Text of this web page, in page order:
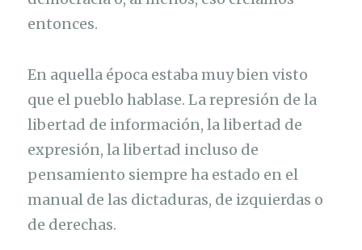
entonces.
En aquella época estaba muy bien visto
que el pueblo hablase. La represión de la
libertad de información, la libertad de
expresión, la libertad incluso de
pensamiento siempre ha estado en el
manual de las dictaduras, de izquierdas o
de derechas.